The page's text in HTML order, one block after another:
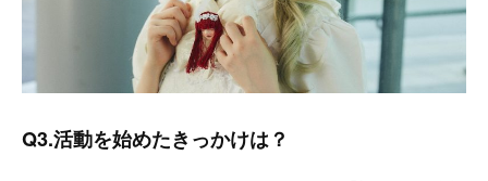
Q3.活動を始めたきっかけは？